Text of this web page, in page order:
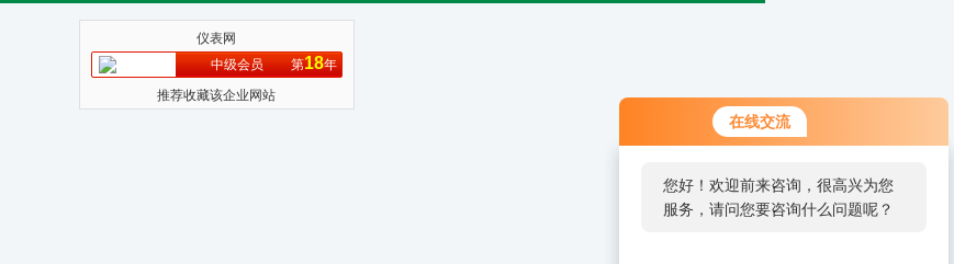
在线交流
您好！欢迎前来咨询，很高兴为您
服务，请问您要咨询什么问题呢？
仪表网
中级会员
第18年
推荐收藏该企业网站